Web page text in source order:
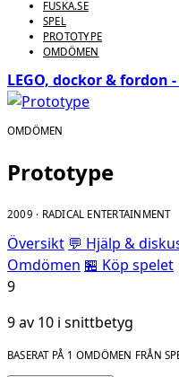
FUSKA.SE
SPEL
PROTOTYPE
OMDÖMEN
LEGO, dockor &
OMDÖMEN
Prototype
2009 · RADICAL ENTERTAINMENT
Översikt 💬 Hjälp &
Omdömen 🏪 Köp spelet
9
9 av 10 i snittbetyg
BASERAT PÅ 1 OMDÖMEN FRÅN